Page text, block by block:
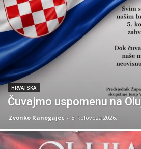
HRVATSKA
Čuvajmo uspomenu na
Zvonko Ranogajec - 5. kolovoza 2026.